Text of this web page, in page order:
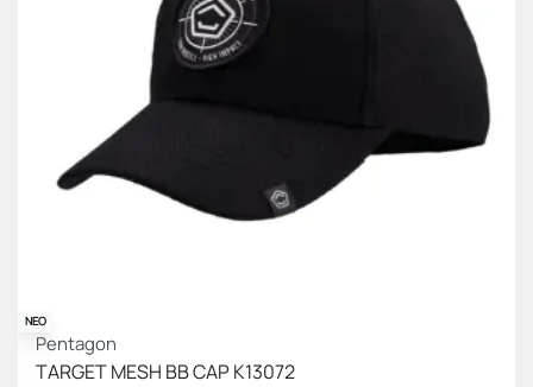
ΝΕΟ
Pentagon
TARGET MESH BB CAP K13072